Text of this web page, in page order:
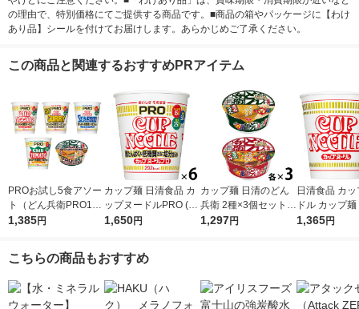
の理由で、特別価格にてご提供する商品です。■商品の箱やパッケージに【わけ
あり品】シールを付けてお届けします。あらかじめご了承ください。
この商品と関連するおすすめPRアイテム
PROお試し5食アソー
ト（どん兵衛PRO1食
＋カップヌードルPR
1,385円
カップ麺 日清食品 カ
ップヌードルPRO (プ
ロ) 高たんぱく＆低糖
メン
1,650円
カップ麺 日清のどん
兵衛 2種×3個セット
西日本 日清食品 うど
1,297円
日清食品 カ
ドル カップ
ラーメン 1セ
1,365円
こちらの商品もおすすめ